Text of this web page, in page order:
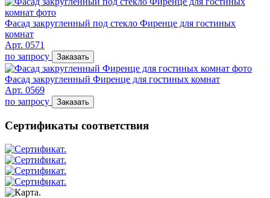
Фасад закругленный под стекло Фиренце для гостиных
комнат
Арт. 0571
по запросу
Заказать
Фасад закругленный Фиренце для гостиных комнат
Арт. 0569
по запросу
Заказать
Сертификаты соответствия